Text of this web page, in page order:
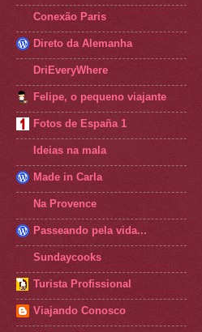
Conexão Paris
Direto da Alemanha
DriEveryWhere
Felipe, o pequeno viajante
Fotos de España 1
Ideias na mala
Made in Carla
Na Provence
Passeando pela vida...
Sundaycooks
Turista Profissional
Viajando Conosco